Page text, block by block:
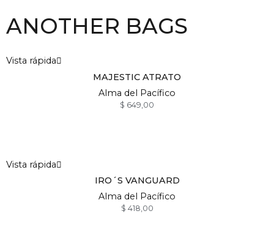
ANOTHER BAGS
Vista rápida
MAJESTIC ATRATO
Alma del Pacífico
$ 649,00
Vista rápida
IRO´S VANGUARD
Alma del Pacífico
$ 418,00